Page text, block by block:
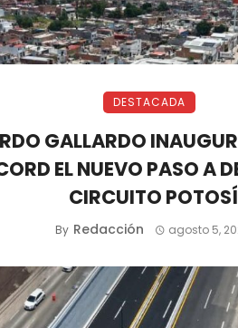
DESTACADA
GALLARDO
EL NUEVO PASO A
CIRCUITO POTOSÍ
By Redacción agosto 5,